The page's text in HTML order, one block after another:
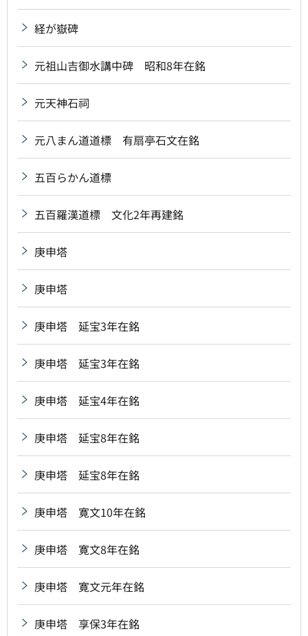
経が嶽碑
元祖山吉御水講中碑 昭和8年在銘
元天神石祠
元八まん道道標 有扇亭石文在銘
五百らかん道標
五百羅漢道標 文化2年再建銘
庚申塔
庚申塔
庚申塔 延宝3年在銘
庚申塔 延宝3年在銘
庚申塔 延宝4年在銘
庚申塔 延宝8年在銘
庚申塔 延宝8年在銘
庚申塔 寛文10年在銘
庚申塔 寛文8年在銘
庚申塔 寛文元年在銘
庚申塔 享保3年在銘